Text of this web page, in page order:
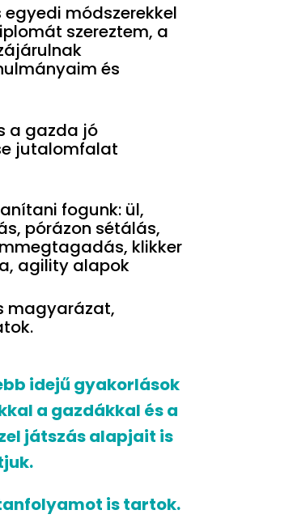
módszerekkel
szereztem, a
és
a gazda jó
jutalomfalat
fogunk: ül,
pórázon sétálás,
klikker
agility alapok
magyarázat,
idejű gyakorlások
a gazdákkal és a
játszás alapjait is
is tartok.